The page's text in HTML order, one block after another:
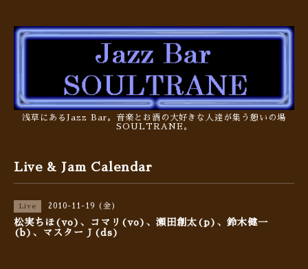
浅草にあるJazz Bar。音楽とお酒の大好きな人達が集う憩いの場
SOULTRANE。
Live & Jam Calendar
Live 2010-11-19 (金)
松実ちほ(vo)、コマリ(vo)、瀬田創太(p)、鈴木健一
(b)、マスターＪ(ds)